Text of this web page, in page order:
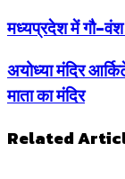
मध्यप्रदेश में गौ-
अयोध्या मंदिर
माता का मंदिर
Related